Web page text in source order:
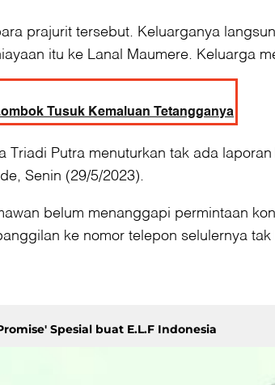
prajurit tersebut. Keluarganya
itu ke Lanal Maumere. Keluarga
Tusuk Kemaluan Tetangganya
Triadi Putra menuturkan tak ada
Senin (29/5/2023).
belum menanggapi permintaan
ke nomor telepon selulernya
Spesial buat E.L.F Indonesia